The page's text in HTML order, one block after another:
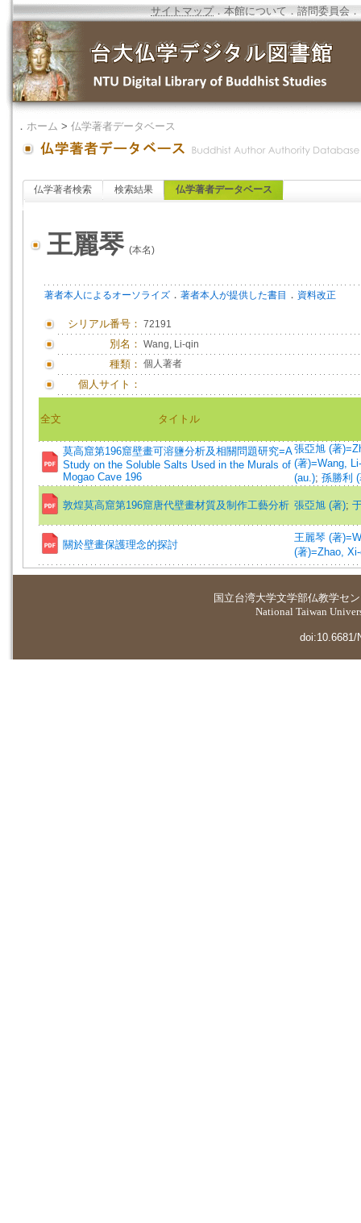
サイトマップ．本館について ．諮問委員会 ．
． ホーム > 仏学著者データベース
仏学著者検索 検索結果 仏学著者データベース
王麗琴(本名)
著者本人によるオーソライズ ． 著者本人が提供した書目 ． 資料改正
シリアル番号： 72191
別名： Wang, Li-qin
種類： 個人著者
個人サイト：
全文 タイトル
莫高窟第196窟壁畫可溶鹽分析及相關問題研究=A
Study on the Soluble Salts Used in the Murals of
Mogao Cave 196
張亞旭 (著
(著)=Wang,
(au.); 孫勝利
敦煌莫高窟第196窟唐代壁畫材質及制作工藝分析 張亞旭 (著);
關於壁畫保護理念的探討
王麗琴 (著
(著)=Zhao,
国立台湾大学文学部仏教学セ
National Taiwan
doi:10.6681/